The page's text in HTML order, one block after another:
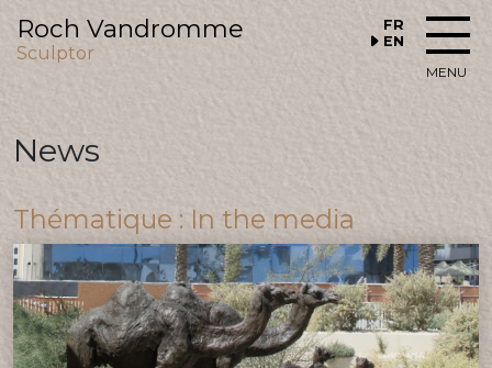
MENU
FR
EN
Roch Vandromme
Sculptor
News
Thématique : In the media